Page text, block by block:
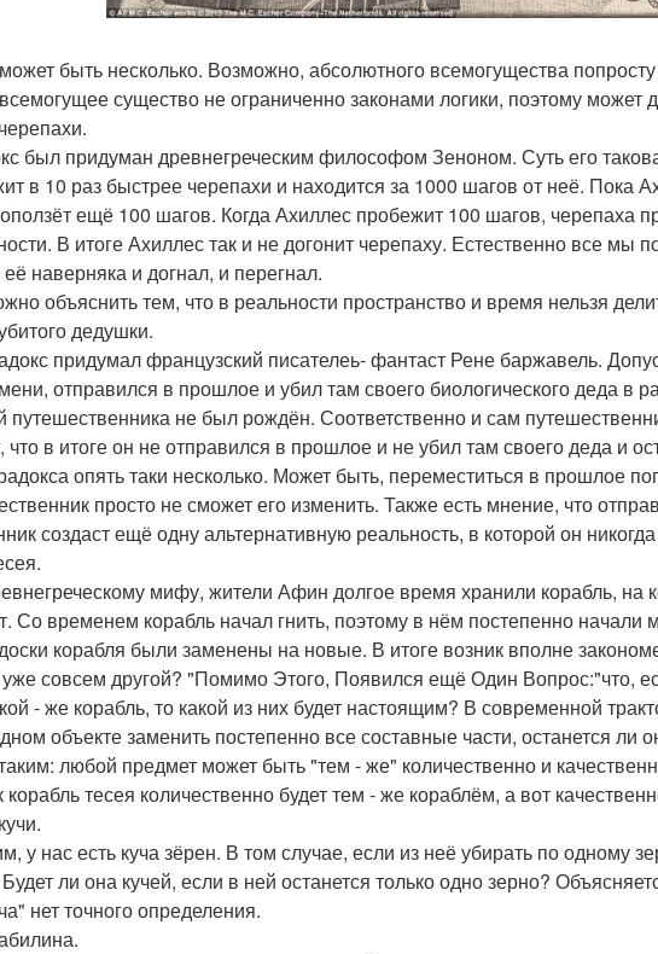
быть несколько. Возможно, абсолютного всемогущества
существо не ограниченно законами логики, поэтому может
был придуман древнегреческим философом Зеноном. Суть его
в 10 раз быстрее черепахи и находится за 1000 шагов от неё. Пока
ещё 100 шагов. Когда Ахиллес пробежит 100 шагов, черепаха
В итоге Ахиллес так и не догонит черепаху. Естественно все мы
наверняка и догнал, и перегнал.
объяснить тем, что в реальности пространство и время нельзя
дедушки.
придумал французский писателеь- фантаст Рене баржавель.
отправился в прошлое и убил там своего биологического деда в
путешественника не был рождён. Соответственно и сам
что в итоге он не отправился в прошлое и не убил там своего деда и
опять таки несколько. Может быть, переместиться в прошлое
просто не сможет его изменить. Также есть мнение, что
создаст ещё одну альтернативную реальность, в которой он
мифу, жители Афин долгое время хранили корабль, на
Со временем корабль начал гнить, поэтому в нём постепенно начали
корабля были заменены на новые. В итоге возник вполне
уже совсем другой? "Помимо Этого, Появился ещё Один Вопрос:"что,
- же корабль, то какой из них будет настоящим? В современной
объекте заменить постепенно все составные части, останется ли
любой предмет может быть "тем - же" количественно и
тесея количественно будет тем - же кораблём, а вот
у нас есть куча зёрен. В том случае, если из неё убирать по одному
ли она кучей, если в ней останется только одно зерно?
нет точного определения.